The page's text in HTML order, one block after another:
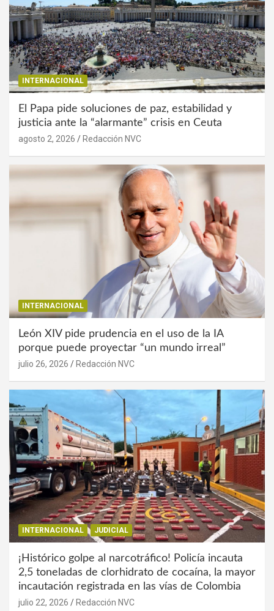
INTERNACIONAL
El Papa pide soluciones de paz, estabilidad y
justicia ante la “alarmante” crisis en Ceuta
agosto 2, 2026 Redacción NVC
INTERNACIONAL
León XIV pide prudencia en el uso de la IA
porque puede proyectar “un mundo irreal”
julio 26, 2026 Redacción NVC
INTERNACIONAL JUDICIAL
¡Histórico golpe al narcotráfico! Policía incauta
2,5 toneladas de clorhidrato de cocaína, la mayor
incautación registrada en las vías de Colombia
julio 22, 2026 Redacción NVC